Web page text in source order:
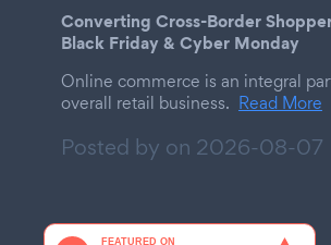
Converting Cross-Border
Black Friday & Cyber Monday
Online commerce is an integral
overall retail business. Read More
Posted by on 2026-08-07